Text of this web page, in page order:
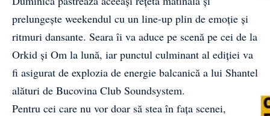
prelungește weekendul cu un line-up plin de emoție și
ritmuri dansante. Seara îi va aduce pe scenă pe cei de la
Orkid și Om la lună, iar punctul culminant al ediției va
fi asigurat de explozia de energie balcanică a lui Shantel
alături de Bucovina Club Soundsystem.
Pentru cei care nu vor doar să stea în fața scenei,